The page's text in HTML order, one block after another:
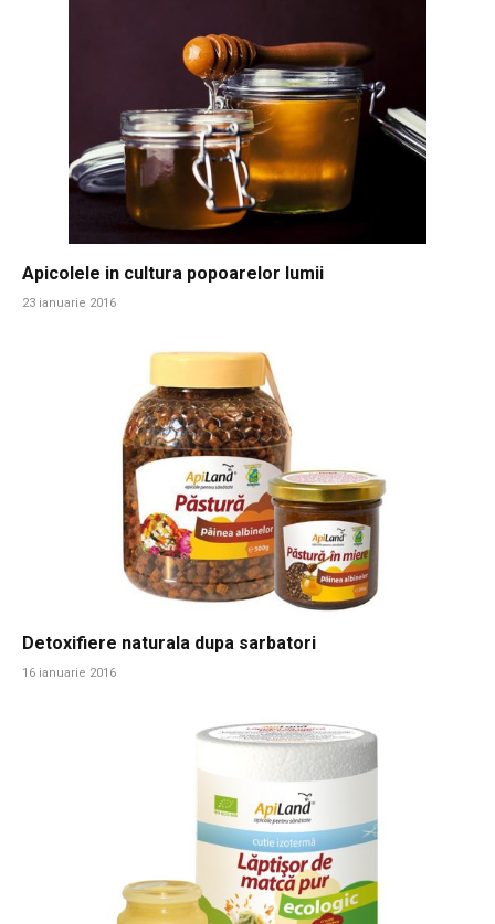
Apicolele in cultura popoarelor lumii
23 ianuarie 2016
Detoxifiere naturala dupa sarbatori
16 ianuarie 2016